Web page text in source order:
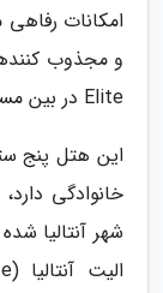
امکانات
Elite در بین مسافران دانست.
این هتل پنج
خانوادگی
شهر آنتالیا